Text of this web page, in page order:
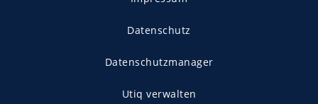
Datenschutz
Datenschutzmanager
Utiq verwalten